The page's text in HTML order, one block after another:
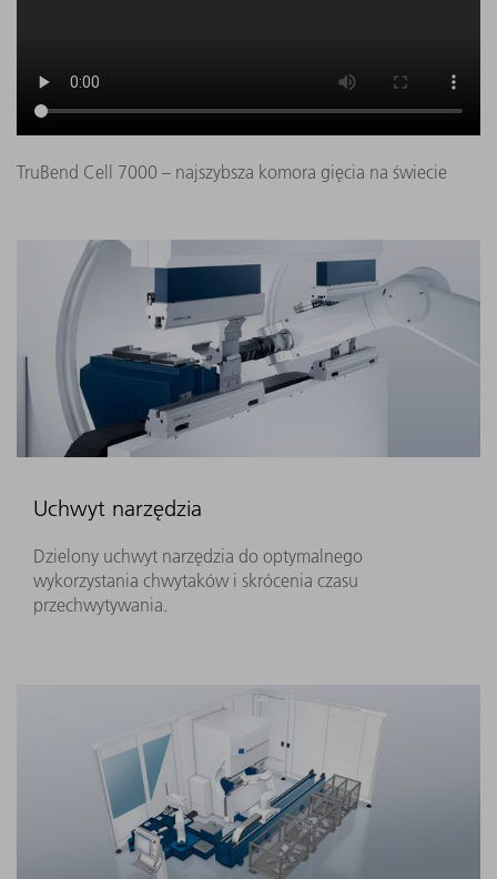
TruBend Cell 7000 – najszybsza komora gięcia na świecie
Uchwyt narzędzia
Dzielony uchwyt narzędzia do optymalnego
wykorzystania chwytaków i skrócenia czasu
przechwytywania.